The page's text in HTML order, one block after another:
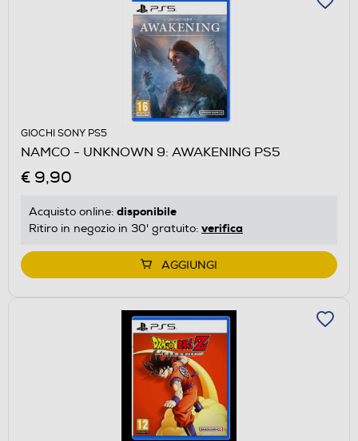
GIOCHI SONY PS5
NAMCO - UNKNOWN 9: AWAKENING PS5
€ 9,90
Acquisto online: disponibile
Ritiro in negozio in 30' gratuito: verifica
AGGIUNGI